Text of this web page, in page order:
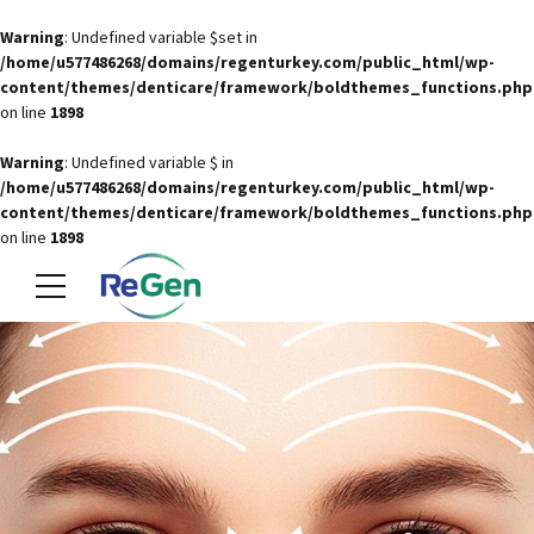
Warning: Undefined variable $set in
/home/u577486268/domains/regenturkey.com/public_html/wp-
content/themes/denticare/framework/boldthemes_functions.php
on line 1898
Warning: Undefined variable $ in
/home/u577486268/domains/regenturkey.com/public_html/wp-
content/themes/denticare/framework/boldthemes_functions.php
on line 1898